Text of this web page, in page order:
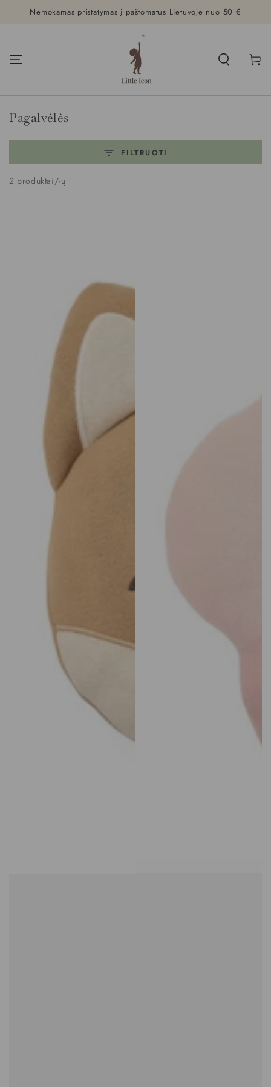
PRALEISTI
Nemokamas pristatymas į paštomatus Lietuvoje nuo 50 €
Kolekcijos:
Pagalvėlės
FILTRUOTI
2 produktai/-ų